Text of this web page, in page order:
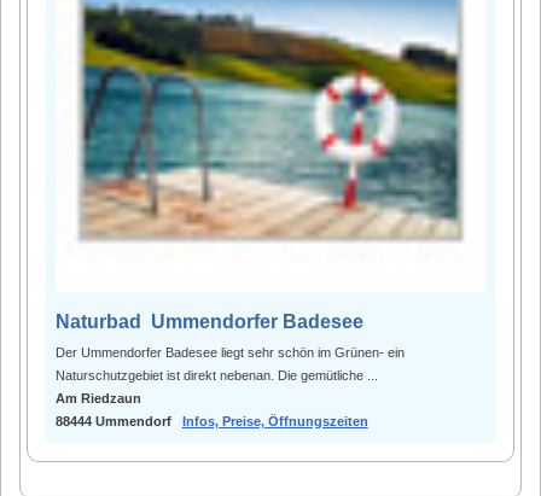
Naturbad Ummendorfer Badesee
Der Ummendorfer Badesee liegt sehr schön im Grünen- ein
Naturschutzgebiet ist direkt nebenan. Die gemütliche ...
Am Riedzaun
88444 Ummendorf
Infos, Preise, Öffnungszeiten